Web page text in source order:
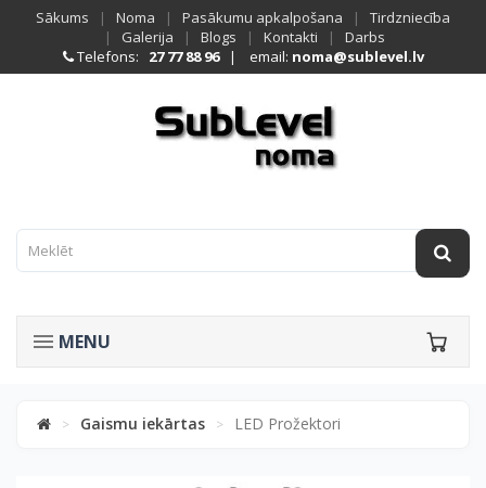
Sākums | Noma | Pasākumu apkalpošana |
Tirdzniecība
|
Galerija | Blogs | Kontakti |
Darbs
Telefons:
27 77 88 96| email: noma@sublevel.lv
MENU
> Gaismu iekārtas > LED Prožektori